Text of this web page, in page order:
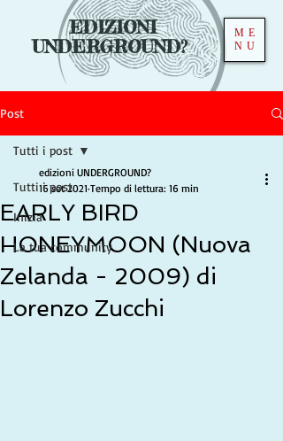
EDIZIONI
UNDERGROUND?
ME
NU
Post
Tutti i post
Inizia
La tua community
Tutti i post
EARLY BIRD
HONEYMOON (Nuova
Zelanda - 2009) di
Lorenzo Zucchi
edizioni UNDERGROUND?
16 set 2021 Tempo di lettura: 16 min